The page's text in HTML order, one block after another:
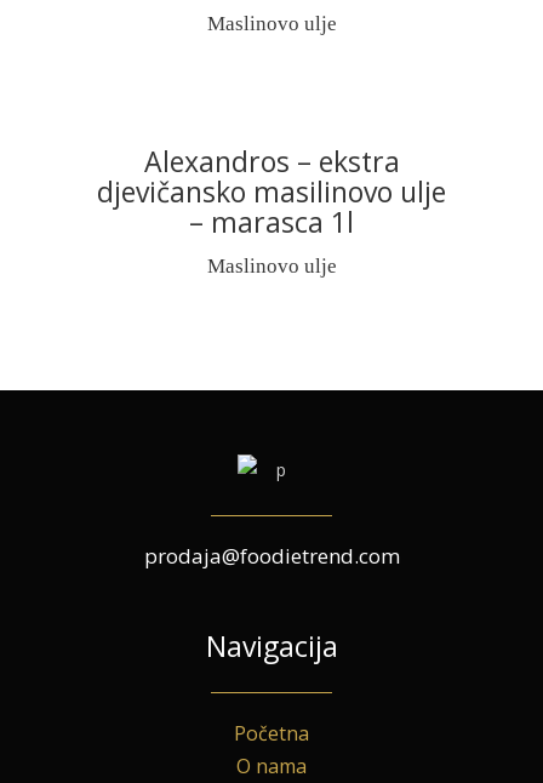
Maslinovo ulje
READ MORE
Alexandros – ekstra
djevičansko masilinovo ulje
– marasca 1l
Maslinovo ulje
prodaja@foodietrend.com
Navigacija
Početna
O nama